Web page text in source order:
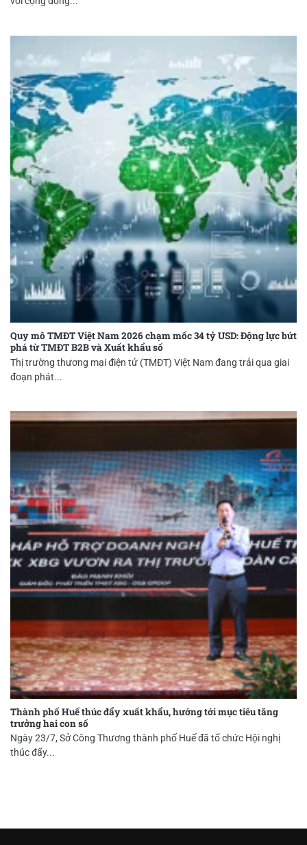
Quy mô TMĐT Việt Nam 2026 chạm mốc 34 tỷ USD: Động lực bứt
phá từ TMĐT B2B và Xuất khẩu số
Thị trường thương mại điện tử (TMĐT) Việt Nam đang trải qua giai
đoạn phát...
Thành phố Huế thúc đẩy xuất khẩu, hướng tới mục tiêu tăng
trưởng hai con số
Ngày 23/7, Sở Công Thương thành phố Huế đã tổ chức Hội nghị
thúc đẩy...